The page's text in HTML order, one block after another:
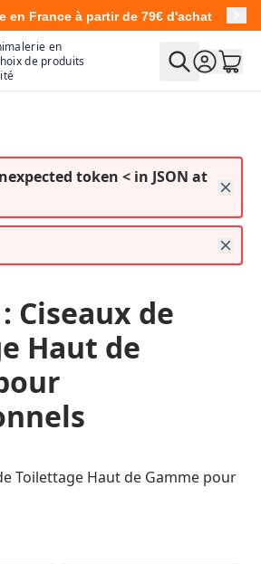
en France à partir de 79€ d'achat
token < in JSON at
Ciseaux de
Haut de